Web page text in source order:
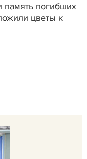
память погибших
цветы к